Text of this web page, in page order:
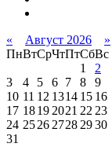
« Август 2026
»
ПнВтСрЧтПтСбВс
1
2
3
4 5 6 7 8
9
10 11 12 1314 15 16
17 18192021 2223
24 252627282930
31